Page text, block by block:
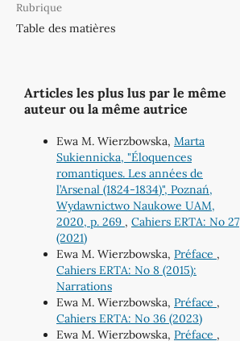
Rubrique
Table des matières
Articles les plus lus par le même
auteur ou la même autrice
Ewa M. Wierzbowska, Marta
Sukiennicka, "Éloquences
romantiques. Les années de
l’Arsenal (1824-1834)", Poznań,
Wydawnictwo Naukowe UAM,
2020, p. 269 , Cahiers ERTA: No 27
(2021)
Ewa M. Wierzbowska, Préface ,
Cahiers ERTA: No 8 (2015):
Narrations
Ewa M. Wierzbowska, Préface ,
Cahiers ERTA: No 36 (2023)
Ewa M. Wierzbowska, Préface ,